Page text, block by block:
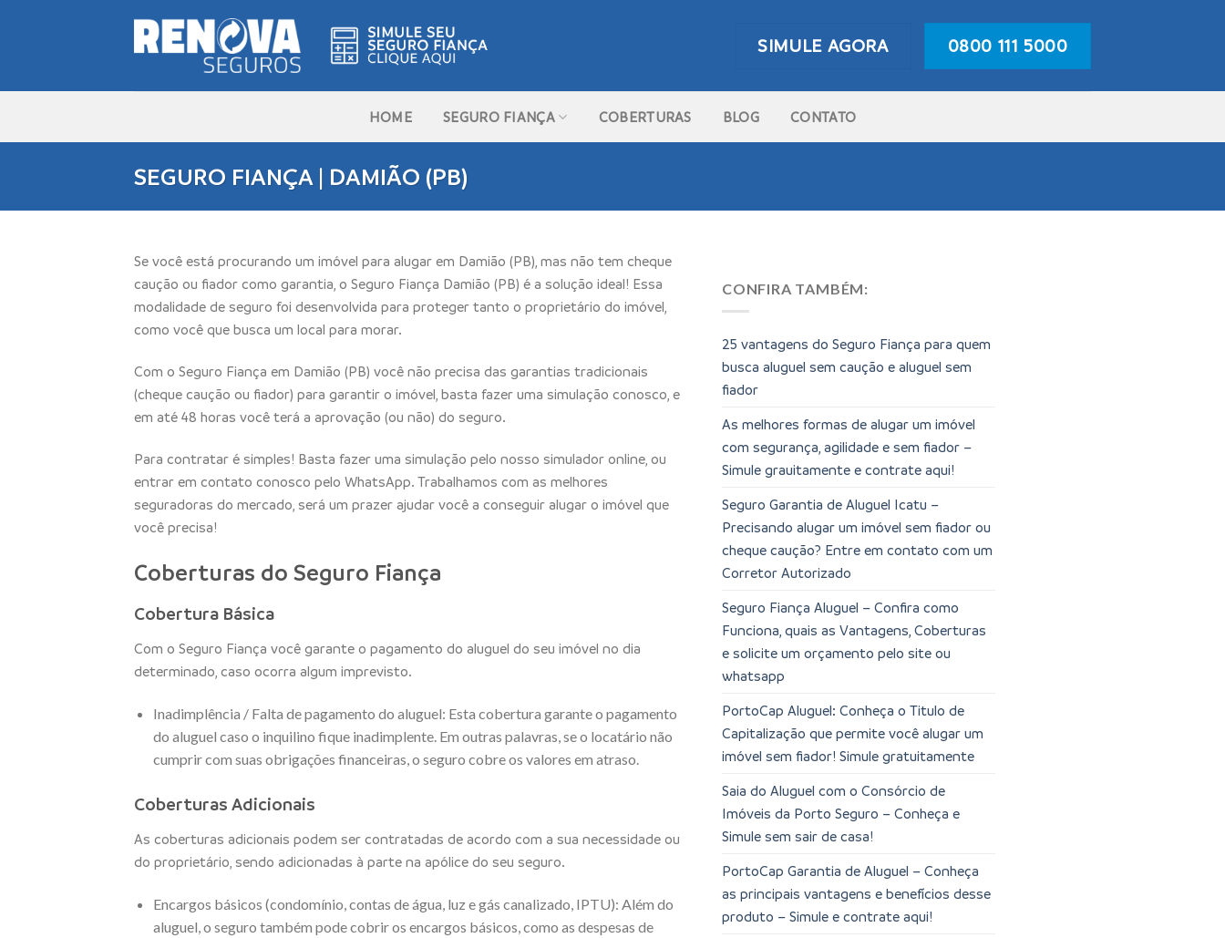
SIMULE AGORA 0800 111 5000
HOME SEGURO FIANÇA COBERTURAS BLOG CONTATO
SEGURO FIANÇA | DAMIÃO (PB)
Se você está procurando um imóvel para alugar em Damião (PB), mas não tem cheque
caução ou fiador como garantia, o Seguro Fiança Damião (PB) é a solução ideal! Essa
modalidade de seguro foi desenvolvida para proteger tanto o proprietário do imóvel,
como você que busca um local para morar.
Com o Seguro Fiança em Damião (PB) você não precisa das garantias tradicionais
(cheque caução ou fiador) para garantir o imóvel, basta fazer uma simulação conosco, e
em até 48 horas você terá a aprovação (ou não) do seguro.
Para contratar é simples! Basta fazer uma simulação pelo nosso simulador online, ou
entrar em contato conosco pelo WhatsApp. Trabalhamos com as melhores
seguradoras do mercado, será um prazer ajudar você a conseguir alugar o imóvel que
você precisa!
Coberturas do Seguro Fiança
Cobertura Básica
Com o Seguro Fiança você garante o pagamento do aluguel do seu imóvel no dia
determinado, caso ocorra algum imprevisto.
Inadimplência / Falta de pagamento do aluguel: Esta cobertura garante o pagamento
do aluguel caso o inquilino fique inadimplente. Em outras palavras, se o locatário não
cumprir com suas obrigações financeiras, o seguro cobre os valores em atraso.
Coberturas Adicionais
As coberturas adicionais podem ser contratadas de acordo com a sua necessidade ou
do proprietário, sendo adicionadas à parte na apólice do seu seguro.
Encargos básicos (condomínio, contas de água, luz e gás canalizado, IPTU): Além do
aluguel, o seguro também pode cobrir os encargos básicos, como as despesas de
CONFIRA TAMBÉM:
25 vantagens do Seguro Fiança para quem
busca aluguel sem caução e aluguel sem
fiador
As melhores formas de alugar um imóvel
com segurança, agilidade e sem fiador –
Simule grauitamente e contrate aqui!
Seguro Garantia de Aluguel Icatu –
Precisando alugar um imóvel sem fiador ou
cheque caução? Entre em contato com um
Corretor Autorizado
Seguro Fiança Aluguel – Confira como
Funciona, quais as Vantagens, Coberturas
e solicite um orçamento pelo site ou
whatsapp
PortoCap Aluguel: Conheça o Titulo de
Capitalização que permite você alugar um
imóvel sem fiador! Simule gratuitamente
Saia do Aluguel com o Consórcio de
Imóveis da Porto Seguro – Conheça e
Simule sem sair de casa!
PortoCap Garantia de Aluguel – Conheça
as principais vantagens e benefícios desse
produto – Simule e contrate aqui!